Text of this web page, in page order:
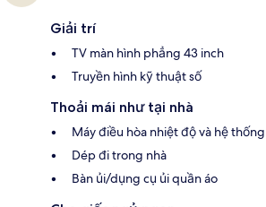
Giải trí
TV màn hình phẳng 43 inch
Truyền hình kỹ thuật số
Thoải mái như tại nhà
Máy điều hòa nhiệt độ và hệ
Dép đi trong nhà
Bàn ủi/dụng cụ ủi quần áo